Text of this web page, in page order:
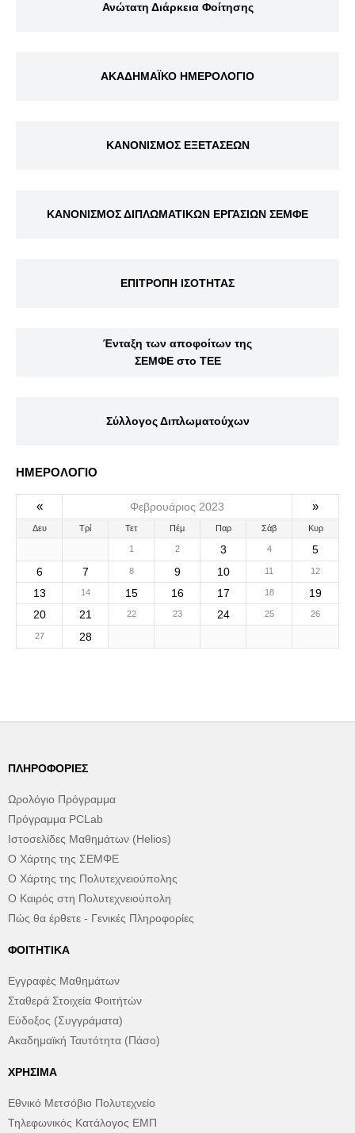
Ανώτατη Διάρκεια Φοίτησης
ΑΚΑΔΗΜΑΪΚΟ ΗΜΕΡΟΛΟΓΙΟ
ΚΑΝΟΝΙΣΜΟΣ ΕΞΕΤΑΣΕΩΝ
ΚΑΝΟΝΙΣΜΟΣ ΔΙΠΛΩΜΑΤΙΚΩΝ ΕΡΓΑΣΙΩΝ ΣΕΜΦΕ
ΕΠΙΤΡΟΠΗ ΙΣΟΤΗΤΑΣ
Ένταξη των αποφοίτων της
ΣΕΜΦΕ στο ΤΕΕ
Σύλλογος Διπλωματούχων
ΗΜΕΡΟΛΟΓΙΟ
« Φεβρουάριος 2023 »
Δευ Τρί Τετ Πέμ Παρ Σάβ Κυρ
1 2 3 4
5
6
7 8 9 10 11 12
13 14 15 16 17 18
19
20
21 22 23 24 25 26
27 28
ΠΛΗΡΟΦΟΡΊΕΣ
Ωρολόγιο Πρόγραμμα
Πρόγραμμα PCLab
Ιστοσελίδες Μαθημάτων (Helios)
Ο Χάρτης της ΣΕΜΦΕ
Ο Χάρτης της Πολυτεχνειούπολης
Ο Καιρός στη Πολυτεχνειούπολη
Πώς θα έρθετε - Γενικές Πληροφορίες
ΦΟΙΤΗΤΙΚΆ
Εγγραφές Μαθημάτων
Σταθερά Στοιχεία Φοιτήτών
Εύδοξος (Συγγράματα)
Ακαδημαϊκή Ταυτότητα (Πάσο)
ΧΡΉΣΙΜΑ
Εθνικό Μετσόβιο Πολυτεχνείο
Τηλεφωνικός Κατάλογος ΕΜΠ